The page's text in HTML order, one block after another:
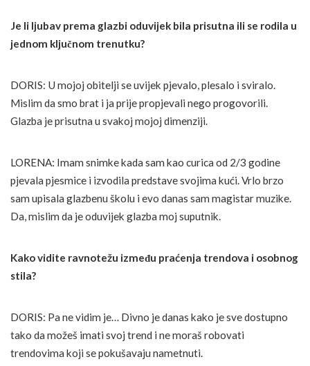
Je li ljubav prema glazbi oduvijek bila prisutna ili se rodila u
jednom ključnom trenutku?
DORIS: U mojoj obitelji se uvijek pjevalo, plesalo i sviralo.
Mislim da smo brat i ja prije propjevali nego progovorili.
Glazba je prisutna u svakoj mojoj dimenziji.
LORENA: Imam snimke kada sam kao curica od 2/3 godine
pjevala pjesmice i izvodila predstave svojima kući. Vrlo brzo
sam upisala glazbenu školu i evo danas sam magistar muzike.
Da, mislim da je oduvijek glazba moj suputnik.
Kako vidite ravnotežu između praćenja trendova i osobnog
stila?
DORIS: Pa ne vidim je… Divno je danas kako je sve dostupno
tako da možeš imati svoj trend i ne moraš robovati
trendovima koji se pokušavaju nametnuti.